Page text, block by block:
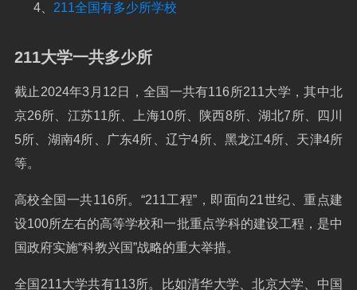
4、 211全国有多少所学校
211大学一共多少所
截止2024年3月12日，全国一共有116所211大学，其中北
京26所、江苏11所、上海10所、陕西8所、湖北7所、四川
5所、湖南4所、广东4所、辽宁4所、黑龙江4所、天津4所
等。
高校全国一共116所。“211工程”，即面向21世纪、重点建
设100所左右的高等学校和一批重点学科的建设工程，是中
国政府实施“科教兴国”战略的重大举措。
全国211大学共有113所。比如清华大学、北京大学、中国